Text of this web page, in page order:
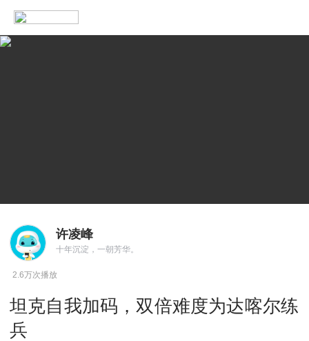
许凌峰
十年沉淀，一朝芳华。
2.6万次播放
坦克自我加码，双倍难度为达喀尔练
兵